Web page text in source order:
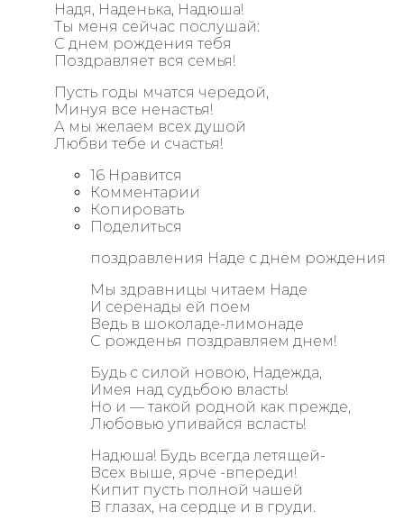
Надя, Наденька, Надюша!
Ты меня сейчас послушай:
С днем рождения тебя
Поздравляет вся семья!
Пусть годы мчатся чередой,
Минуя все ненастья!
А мы желаем всех душой
Любви тебе и счастья!
16 Нравится
Комментарии
Копировать
Поделиться
поздравления Наде с днем рождения
Мы здравницы читаем Наде
И серенады ей поем
Ведь в шоколаде-лимонаде
С рожденья поздравляем днем!
Будь с силой новою, Надежда,
Имея над судьбою власть!
Но и — такой родной как прежде,
Любовью упивайся всласть!
Надюша! Будь всегда летящей-
Всех выше, ярче -впереди!
Кипит пусть полной чашей
В глазах, на сердце и в груди.